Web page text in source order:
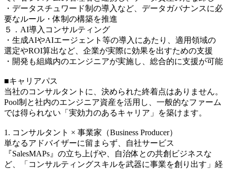
・データスチュワード制の導入など、データガバナンスに必
要なルール・体制の構築を推進
５．AI導入コンサルティング
・生成AIやAIエージェント等の導入にあたり、適用領域の
選定やROI算出など、企業が実際に効果を出すための支援
・開発も組織内のエンジニアが実施し、総合的に支援が可能
■キャリアパス
当社のコンサルタントに、決められた終着点はありません。
Pool制と社内のエンジニア資産を活用し、一般的なファーム
では得られない「実効力のあるキャリア」を築けます。
1. コンサルタント × 事業家（Business Producer）
単なるアドバイザーに留まらず、自社サービス
『SalesMAPs』の立ち上げや、自治体との共創ビジネスな
ど、「コンサルティングスキルを武器に事業を創り出す」経